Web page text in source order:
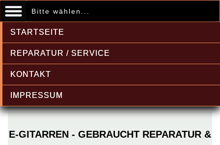
Bitte wählen...
STARTSEITE
REPARATUR / SERVICE
KONTAKT
IMPRESSUM
E-GITARREN - GEBRAUCHT REPARATUR &